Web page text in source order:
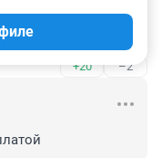
У нас - это
увы
+20 –2